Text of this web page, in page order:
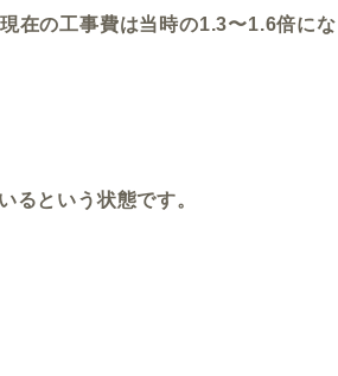
在の工事費は当時の1.3〜1.6倍にな
るという状態です。